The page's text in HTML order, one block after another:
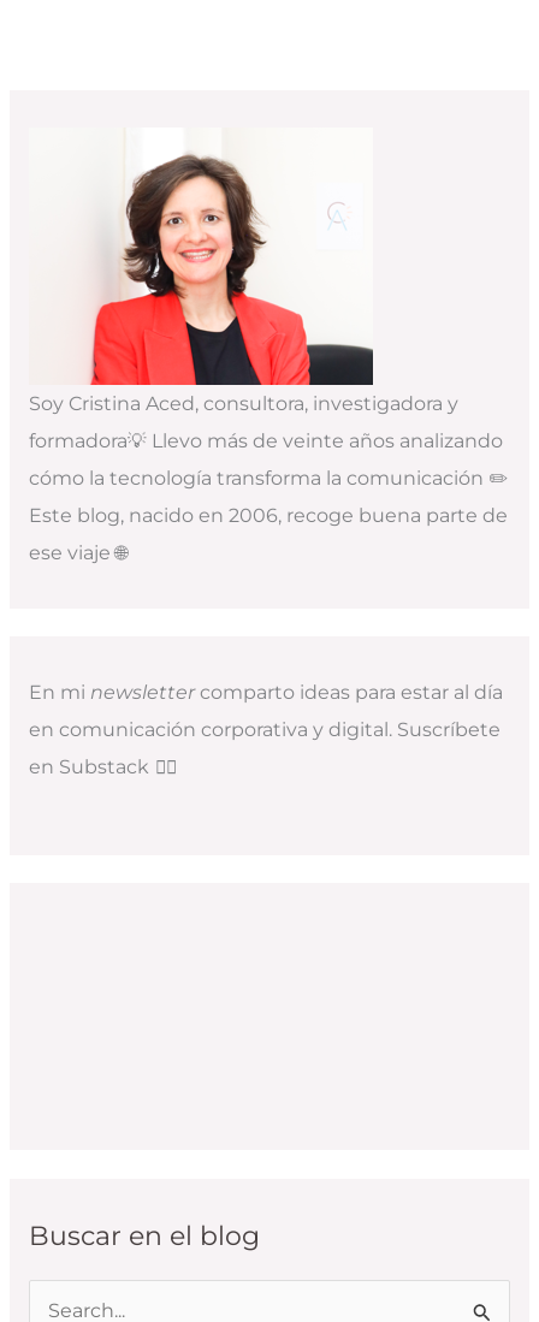
Soy Cristina Aced, consultora, investigadora y
formadora💡 Llevo más de veinte años analizando
cómo la tecnología transforma la comunicación ✏️
Este blog, nacido en 2006, recoge buena parte de
ese viaje 🌐
En mi newslettercomparto ideas para estar al día
en comunicación corporativa y digital. Suscríbete
en Substack 👇🏻
Buscar en el blog